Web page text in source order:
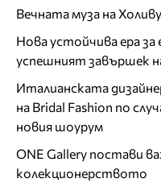
Вечната муза на
Нова устойчива ера
успешният завършек
Италианската
на Bridal Fashion по
новия шоурум
ONE Gallery постави
колекционерството